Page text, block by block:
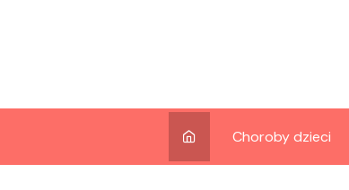
Choroby dzieci